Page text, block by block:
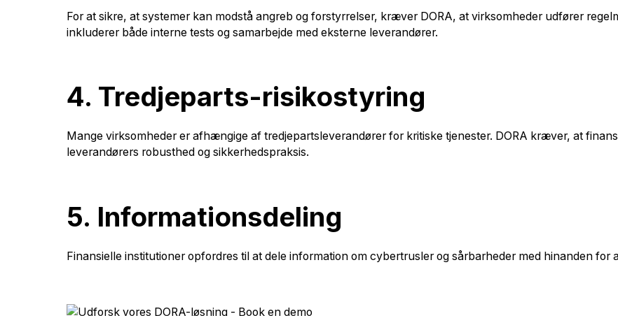
For at sikre, at systemer kan modstå angreb og forstyrrelser, kræver DORA, at virksomheder udfører
inkluderer både interne tests og samarbejde med eksterne leverandører.
4. Tredjeparts-risikostyring
Mange virksomheder er afhængige af tredjepartsleverandører for kritiske tjenester. DORA kræver, at
leverandørers robusthed og sikkerhedspraksis.
5. Informationsdeling
Finansielle institutioner opfordres til at dele information om cybertrusler og sårbarheder med hinanden for